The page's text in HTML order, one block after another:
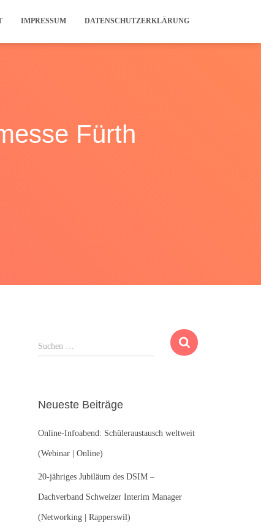
IMPRESSUM DATENSCHUTZERKLÄRUNG
Fürth
u
n
a
c
:
Suchen …
Neueste Beiträge
Online-Infoabend: Schüleraustausch weltweit
(Webinar | Online)
20-jähriges Jubiläum des DSIM –
Dachverband Schweizer Interim Manager
(Networking | Rapperswil)